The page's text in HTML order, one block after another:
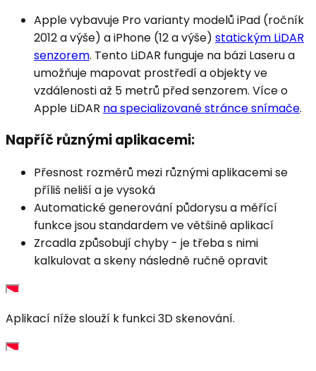
Apple vybavuje Pro varianty modelů iPad (ročník
2012 a výše) a iPhone (12 a výše) statickým LiDAR
senzorem. Tento LiDAR funguje na bázi Laseru a
umožňuje mapovat prostředí a objekty ve
vzdálenosti až 5 metrů před senzorem. Více o
Apple LiDAR na specializované stránce snímače.
Napříč různými aplikacemi:
Přesnost rozměrů mezi různými aplikacemi se
příliš neliší a je vysoká
Automatické generování půdorysu a měřící
funkce jsou standardem ve většině aplikací
Zrcadla způsobují chyby - je třeba s nimi
kalkulovat a skeny následně ručně opravit
Aplikací níže slouží k funkci 3D skenování.